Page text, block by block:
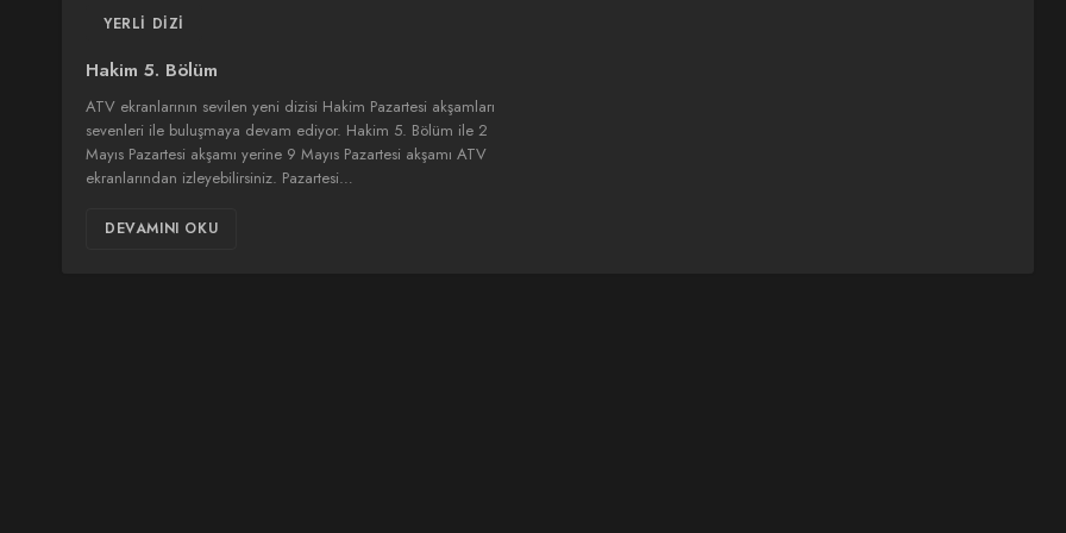
YERLI DIZI
Hakim 5. Bölüm
ATV ekranlarının sevilen yeni dizisi Hakim Pazartesi akşamları
sevenleri ile buluşmaya devam ediyor. Hakim 5. Bölüm ile 2
Mayıs Pazartesi akşamı yerine 9 Mayıs Pazartesi akşamı ATV
ekranlarından izleyebilirsiniz. Pazartesi…
DEVAMINI OKU